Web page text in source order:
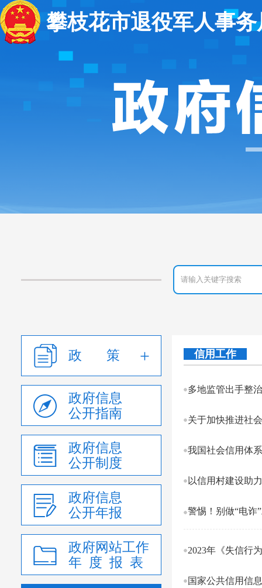
攀枝花市退役军人事务
政 策
政府信息
公开指南
政府信息
公开制度
政府信息
公开年报
政府网站工作
年 度 报 表
信用工作
多地监管出手整
关于加快推进社
我国社会信用体
以信用村建设助
警惕！别做“电诈
2023年《失信行
国家公共信用信